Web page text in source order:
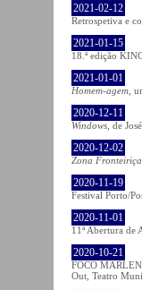
2021-02-12
Retrospetiva e
2021-01-15
18.ª edição
2021-01-01
Homem-agem ,
2020-12-11
Windows , de
2020-12-02
Zona Fronteiriça
2020-11-19
Festival Porto/
2020-11-01
11ª Abertura de
2020-10-21
FOCO
Out, Teatro